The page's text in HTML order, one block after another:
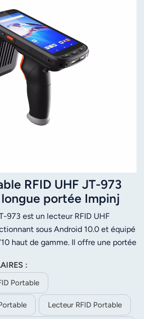
RFID UHF JT-973
portée Impinj
Scanner de codes-
973 est un lecteur RFID UHF
sous Android 10.0 et équipé
haut de gamme. Il offre une portée
à sa conception étanche à la
il s'adapte aux environnements
Sa batterie de 9 000 mAh garantit
Intégrant la lecture de codes-
:
Portable
Lecteur RFID Portable